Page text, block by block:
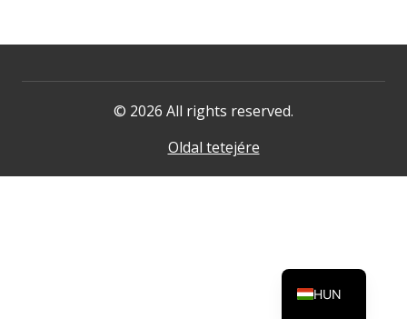
© 2026 All rights reserved.
Oldal tetejére
HUN